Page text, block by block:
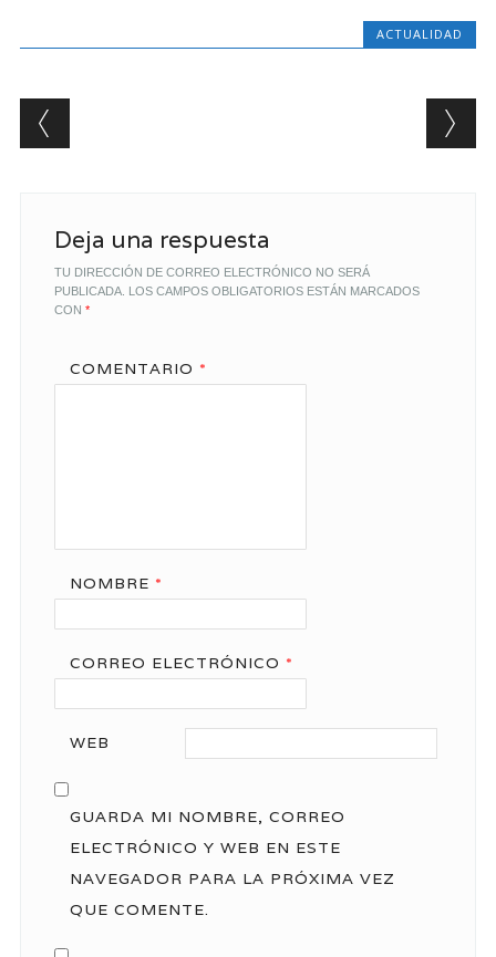
ACTUALIDAD
Post navigation
Deja una respuesta
TU DIRECCIÓN DE CORREO ELECTRÓNICO NO SERÁ
PUBLICADA. LOS CAMPOS OBLIGATORIOS ESTÁN MARCADOS
CON *
COMENTARIO *
NOMBRE *
CORREO ELECTRÓNICO *
WEB
GUARDA MI NOMBRE, CORREO
ELECTRÓNICO Y WEB EN ESTE
NAVEGADOR PARA LA PRÓXIMA VEZ
QUE COMENTE.